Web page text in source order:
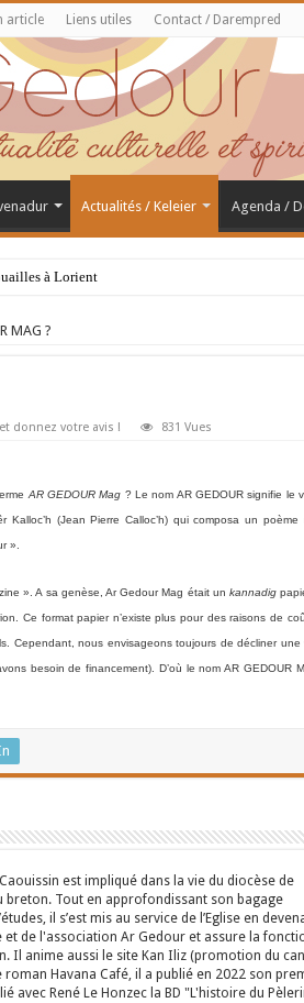
article Liens utiles Contact / Darempred
Actualités / Keleier Agenda /
à Lorient
MAG ?
donnez votre avis ! 831 Vues
AR GEDOUR Mag ? Le nom AR GEDOUR signifie le
(Jean Pierre Calloc’h) qui composa un poème
».
». A sa genèse, Ar Gedour Mag était un kannadig
Ce format papier n’existe plus pour des raisons de
Cependant, nous envisageons toujours de décliner une
besoin de financement). D’où le nom AR GEDOUR
est impliqué dans la vie du diocèse de
breton. Tout en approfondissant son bagage
il s’est mis au service de l’Eglise en
de l'association Ar Gedour et assure la
Il anime aussi le site Kan Iliz (promotion du
Havana Café, il a publié en 2022 son
avec René Le Honzec la BD "L'histoire du